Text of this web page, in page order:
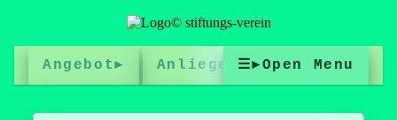
Angebot► Anliegen Gesuch►
☰►Open Menu